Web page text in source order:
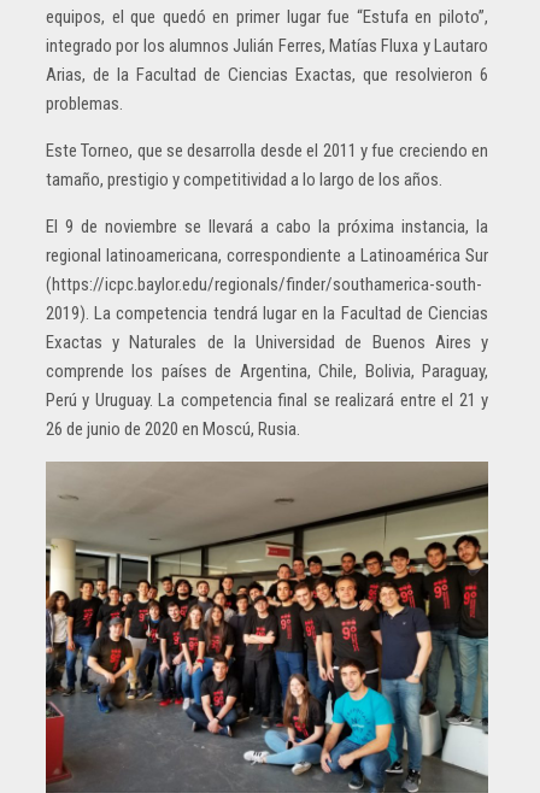
equipos, el que quedó en primer lugar fue “Estufa en piloto”,
integrado por los alumnos Julián Ferres, Matías Fluxa y Lautaro
Arias, de la Facultad de Ciencias Exactas, que resolvieron 6
problemas.
Este Torneo, que se desarrolla desde el 2011 y fue creciendo en
tamaño, prestigio y competitividad a lo largo de los años.
El 9 de noviembre se llevará a cabo la próxima instancia, la
regional latinoamericana, correspondiente a Latinoamérica Sur
(https://icpc.baylor.edu/regionals/finder/southamerica-south-
2019). La competencia tendrá lugar en la Facultad de Ciencias
Exactas y Naturales de la Universidad de Buenos Aires y
comprende los países de Argentina, Chile, Bolivia, Paraguay,
Perú y Uruguay. La competencia final se realizará entre el 21 y
26 de junio de 2020 en Moscú, Rusia.